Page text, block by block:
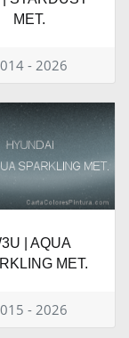
MET.
- 2026
| AQUA
MET.
- 2026